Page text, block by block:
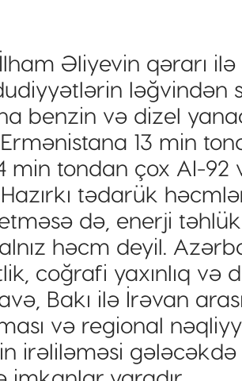
Əliyevin qərarı
ləğvindən
benzin və dizel
13 min
min tondan çox AI-92
tədarük
də, enerji
həcm deyil.
coğrafi yaxınlıq və
Bakı ilə İrəvan
və regional
irəliləməsi gələcəkdə